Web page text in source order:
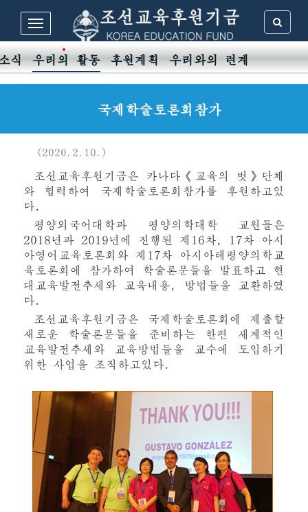
식 우리의 활동 후원계획 우리와의 련계
국제학술토론회참가
(2020.2.10.)
조선교육후원기금은 카나다《교육의 벗》단체
와 협력하여 국제학술토론회참가를 후원하고있
다.
평양외국어대학과 평양의학대학 교원들은
2018년과 2019년에 진행된 제16차, 17차 아시
아영어교육토론회와 제17차 아시아태평양의학교
육토론회에 참가하여 학술론문들을 발표하고 현
대교육발전추세와 교육내용, 방법들을 교환하였
다.
조선교육후원기금은 국제학술토론회에 제출할
새로운 학술론문들을 준비하는 한편 세계적인
교육발전추세와 교육방법들을 교수에 도입하기
위한 사업을 조직하고있다.